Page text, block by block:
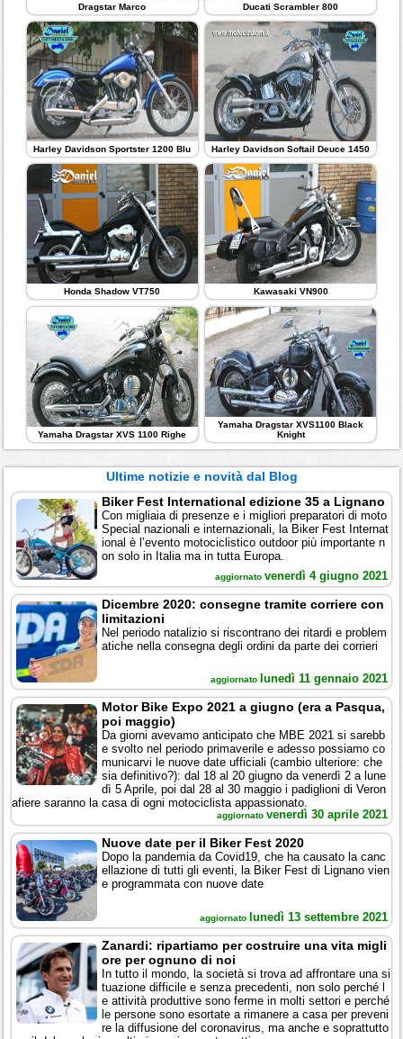
Dragstar Marco Ducati Scrambler 800
Harley Davidson Sportster 1200 Blu Harley Davidson Softail Deuce 1450
Honda Shadow VT750 Kawasaki VN900
Yamaha Dragstar XVS 1100 Righe
Yamaha Dragstar XVS1100 Black
Knight
Ultime notizie e novità dal Blog
Biker Fest International edizione 35 a Lignano
Con migliaia di presenze e i migliori preparatori di moto
Special nazionali e internazionali, la Biker Fest Internat
ional è l’evento motociclistico outdoor più importante n
on solo in Italia ma in tutta Europa.
aggiornato venerdì 4 giugno 2021
Dicembre 2020: consegne tramite corriere con
limitazioni
Nel periodo natalizio si riscontrano dei ritardi e problem
atiche nella consegna degli ordini da parte dei corrieri
aggiornato lunedì 11 gennaio 2021
Motor Bike Expo 2021 a giugno (era a Pasqua,
poi maggio)
Da giorni avevamo anticipato che MBE 2021 si sarebb
e svolto nel periodo primaverile e adesso possiamo co
municarvi le nuove date ufficiali (cambio ulteriore: che
sia definitivo?): dal 18 al 20 giugno da venerdì 2 a lune
dì 5 Aprile, poi dal 28 al 30 maggio i padiglioni di Veron
afiere saranno la casa di ogni motociclista appassionato.
aggiornato venerdì 30 aprile 2021
Nuove date per il Biker Fest 2020
Dopo la pandemia da Covid19, che ha causato la canc
ellazione di tutti gli eventi, la Biker Fest di Lignano vien
e programmata con nuove date
aggiornato lunedì 13 settembre 2021
Zanardi: ripartiamo per costruire una vita migli
ore per ognuno di noi
In tutto il mondo, la società si trova ad affrontare una si
tuazione difficile e senza precedenti, non solo perché l
e attività produttive sono ferme in molti settori e perché
le persone sono esortate a rimanere a casa per preveni
re la diffusione del coronavirus, ma anche e soprattutto